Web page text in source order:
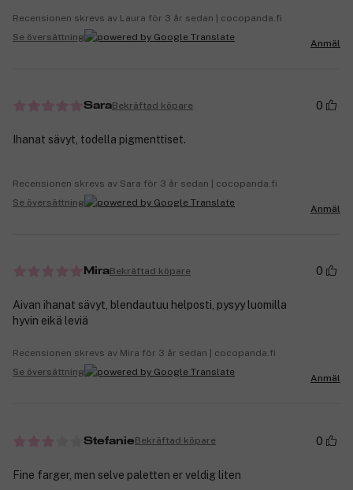
Recensionen skrevs av Laura för 3 år sedan | cocopanda.fi
Se översättning
Anmäl
SaraBekräftad köpare 0
Ihanat sävyt, todella pigmenttiset.
Recensionen skrevs av Sara för 3 år sedan | cocopanda.fi
Se översättning
Anmäl
MiraBekräftad köpare 0
Aivan ihanat sävyt, blendautuu helposti, pysyy luomilla
hyvin eikä leviä
Recensionen skrevs av Mira för 3 år sedan | cocopanda.fi
Se översättning
Anmäl
StefanieBekräftad köpare 0
Fine farger, men selve paletten er veldig liten